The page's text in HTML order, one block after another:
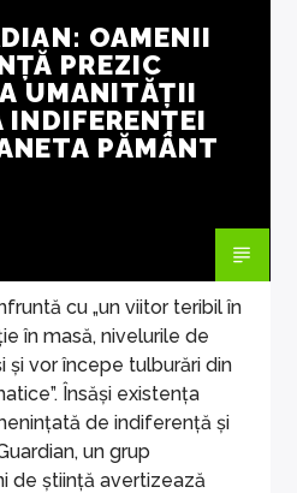
OAMENII
PREZIC
UMANITĂȚII
INDIFERENȚEI
PĂMÂNT
cu „un viitor teribil în
în masă, nivelurile de
și vor începe tulburări din
Însăși existența
de indiferență și
un grup
de știință avertizează